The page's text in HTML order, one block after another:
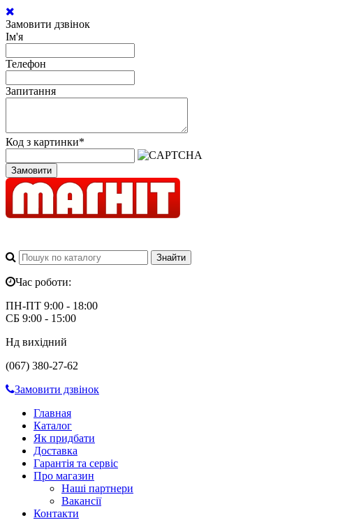
Замовити дзвінок
Ім'я
Телефон
Запитання
Код з картинки*
Замовити
Час роботи:
ПН-ПТ 9:00 - 18:00
СБ 9:00 - 15:00
Нд вихідний
(067) 380-27-62
Замовити дзвінок
Главная
Каталог
Як придбати
Доставка
Гарантія та сервіс
Про магазин
Наші партнери
Вакансії
Контакти